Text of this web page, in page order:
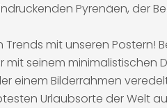
Pyrenäen, der
Trends mit unseren
mit seinem
einem Bilderrahmen
Urlaubsorte der Welt